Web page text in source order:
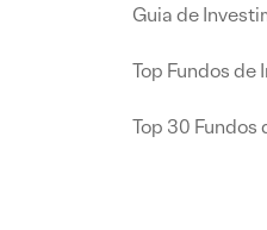
Guia de
Top Fundos de
Top 30 Fundos